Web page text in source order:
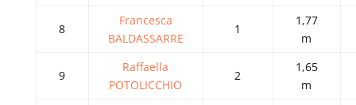
8
Francesca
BALDASSARRE
1
1,77
m
9
Raffaella
POTOLICCHIO
2
1,65
m